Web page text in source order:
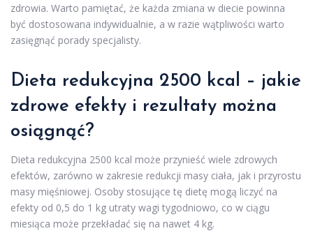
zdrowia. Warto pamiętać, że każda zmiana w diecie powinna
być dostosowana indywidualnie, a w razie wątpliwości warto
zasięgnąć porady specjalisty.
Dieta redukcyjna 2500 kcal – jakie
zdrowe efekty i rezultaty można
osiągnąć?
Dieta redukcyjna 2500 kcal może przynieść wiele zdrowych
efektów, zarówno w zakresie redukcji masy ciała, jak i przyrostu
masy mięśniowej. Osoby stosujące tę dietę mogą liczyć na
efekty od 0,5 do 1 kg utraty wagi tygodniowo, co w ciągu
miesiąca może przekładać się na nawet 4 kg.